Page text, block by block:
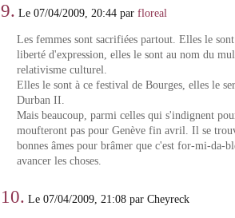
9. Le 07/04/2009, 20:44 parfloreal
Les femmes sont sacrifiées partout. Elles le
liberté d'expression, elles le sont au nom du
relativisme culturel.
Elles le sont à ce festival de Bourges, elles le
Durban II.
Mais beaucoup, parmi celles qui s'indignent
moufteront pas pour Genève fin avril. Il se
bonnes âmes pour brâmer que c'est for-mi-da-
avancer les choses.
10. Le 07/04/2009, 21:08 par Cheyreck